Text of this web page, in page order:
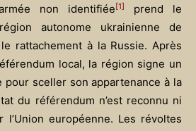
non identifiée[1]
prend le
autonome ukrainienne de
rattachement à la Russie. Après
local, la région signe un
pour sceller son appartenance à la
du référendum n’est reconnu ni
l’Union européenne. Les révoltes